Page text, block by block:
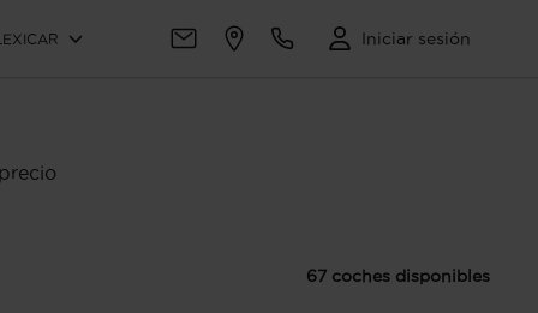
Iniciar sesión
67 coches disponibles